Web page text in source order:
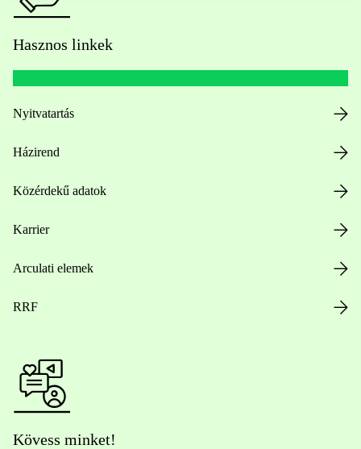
Hasznos linkek
Nyitvatartás
Házirend
Közérdekű adatok
Karrier
Arculati elemek
RRF
Kövess minket!